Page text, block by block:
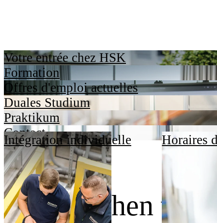
Votre entrée chez HSK
Formation
Offres d'emploi actuelles
Duales Studium
Praktikum
Contact
Dafür stehen wir.
Intégration individuelle Horaires